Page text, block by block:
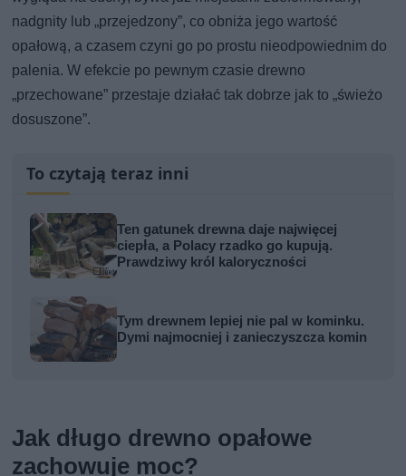
nadgnity lub „przejedzony”, co obniża jego wartość
opałową, a czasem czyni go po prostu nieodpowiednim do
palenia. W efekcie po pewnym czasie drewno
„przechowane” przestaje działać tak dobrze jak to „świeżo
dosuszone”.
To czytają teraz inni
Ten gatunek drewna daje najwięcej
ciepła, a Polacy rzadko go kupują.
Prawdziwy król kaloryczności
Tym drewnem lepiej nie pal w kominku.
Dymi najmocniej i zanieczyszcza komin
Jak długo drewno opałowe
zachowuje moc?